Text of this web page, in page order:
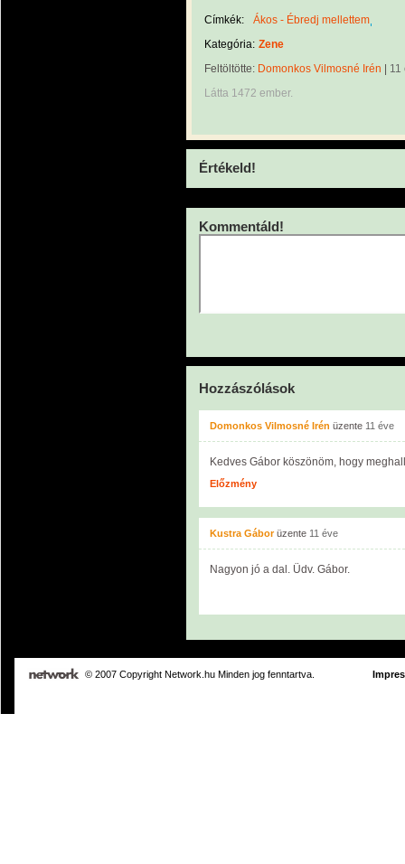
Címkék:
Ákos - Ébredj mellettem
Kategória: Zene
Feltöltötte: Domonkos Vilmosné Irén
11
Látta 1472 ember.
Értékeld!
Kommentáld!
Hozzászólások
Domonkos Vilmosné Irén üzente 11 éve
Kedves Gábor köszönöm, hogy
Előzmény
Kustra Gáborüzente 11 éve
Nagyon jó a dal. Üdv. Gábor.
© 2007 Copyright Network.hu Minden jog fenntartva.